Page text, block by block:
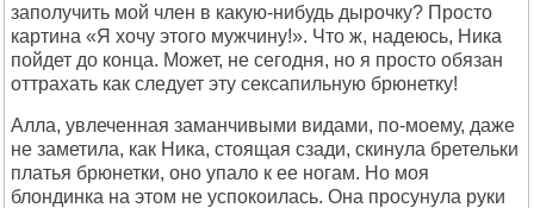
заполучить мой член в какую-нибудь дырочку? Просто
картина «Я хочу этого мужчину!». Что ж, надеюсь, Ника
пойдет до конца. Может, не сегодня, но я просто обязан
оттрахать как следует эту сексапильную брюнетку!
Алла, увлеченная заманчивыми видами, по-моему, даже
не заметила, как Ника, стоящая сзади, скинула бретельки
платья брюнетки, оно упало к ее ногам. Но моя
блондинка на этом не успокоилась. Она просунула руки